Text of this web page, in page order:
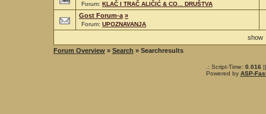
Forum: KLAČ I TRAČ ALIČIĆ & CO... DRUŠTVA
Gost Forum-a »
Forum: UPOZNAVANJA
show
Forum Overview » Search » Searchresults
.: Script-Time: 0.016
Powered by ASP-